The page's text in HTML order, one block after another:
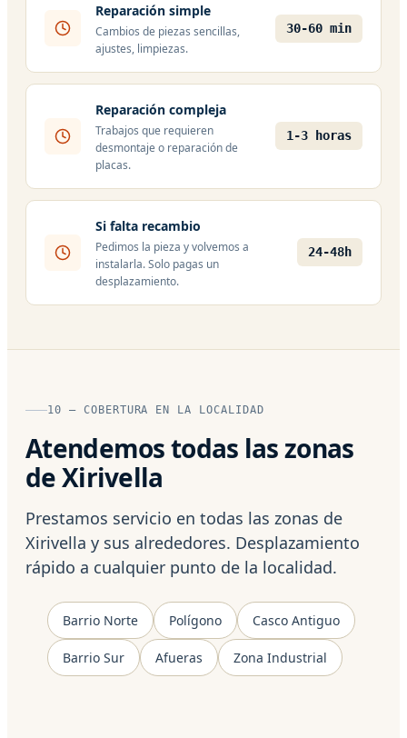
Reparación simple
Cambios de piezas sencillas,
ajustes, limpiezas.
30-60 min
Reparación compleja
Trabajos que requieren
desmontaje o reparación de
placas.
1-3 horas
Si falta recambio
Pedimos la pieza y volvemos a
instalarla. Solo pagas un
desplazamiento.
24-48h
10 — COBERTURA EN LA LOCALIDAD
Atendemos todas las zonas
de Xirivella
Prestamos servicio en todas las zonas de
Xirivella y sus alrededores. Desplazamiento
rápido a cualquier punto de la localidad.
Barrio Norte Polígono Casco Antiguo
Barrio Sur Afueras Zona Industrial